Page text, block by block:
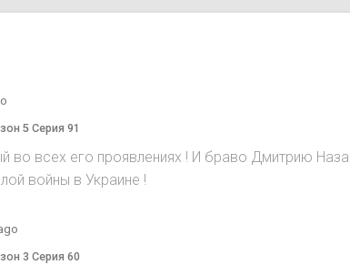
5 Серия 91
во всех его проявлениях ! И браво Дмитрию
войны в Украине !
3 Серия 60